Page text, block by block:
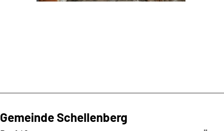
Gemeinde Schellenberg